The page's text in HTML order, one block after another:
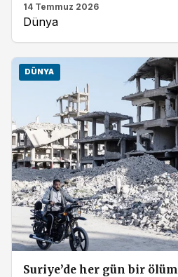
14 Temmuz 2026
Dünya
DÜNYA
Suriye’de her gün bir ölüm